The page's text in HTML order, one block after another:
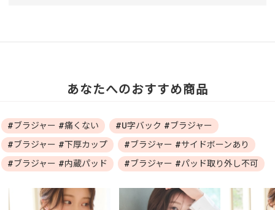
あなたへのおすすめ商品
#ブラジャー #痛くない
#U字バック #ブラジャー
#ブラジャー #下厚カップ
#ブラジャー #サイドボーンあり
#ブラジャー #内蔵パッド
#ブラジャー #パッド取り外し不可